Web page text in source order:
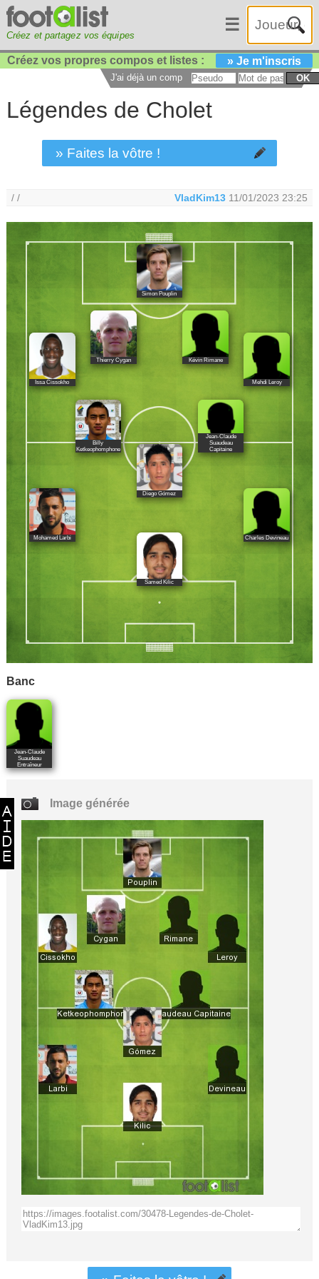
Créez et partagez vos équipes
☰
Créez vos propres compos et listes : » Je m'inscris
J'ai déjà un compte : OK
Légendes de Cholet
» Faites la vôtre !
/ / VladKim13 11/01/2023 23:25
Simon Pouplin
Issa Cissokho
Thierry Cygan Kévin Rimane
Mehdi Leroy
Billy
Ketkeophomphone
Jean-Claude
Suaudeau
Capitaine
Diego Gómez
Charles Devineau
Mohamed Larbi
Samed Kilic
Banc
Jean-Claude
Suaudeau
Entraîneur
Image générée